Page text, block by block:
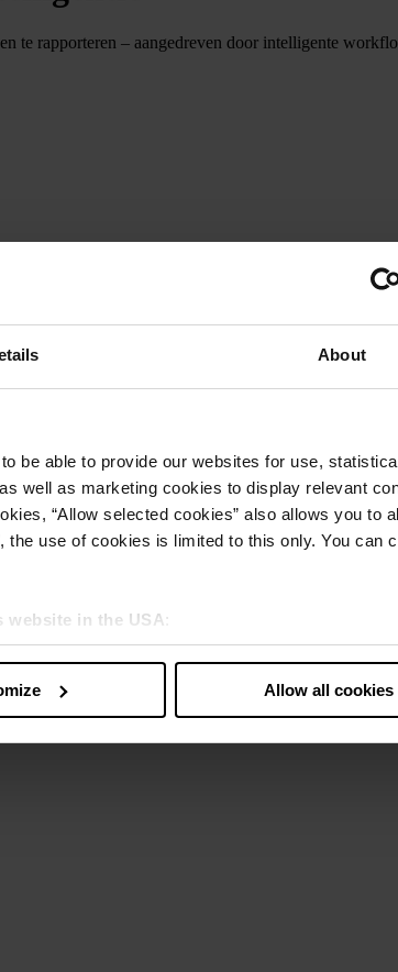
About
be able to provide our websites for use,
well as marketing cookies to display relevant
“Allow selected cookies” also allows you to
use of cookies is limited to this only. You can
in the USA :
be processed in the USA. The European Court
that is inadequate by EU standards. There is a
Allow all cookies
te rapporteren – aangedreven door intelligente